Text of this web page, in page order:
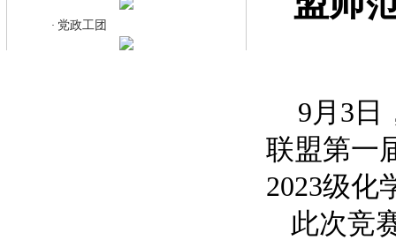
· 党政工团
9月3日
联盟第一
2023级化
此次竞